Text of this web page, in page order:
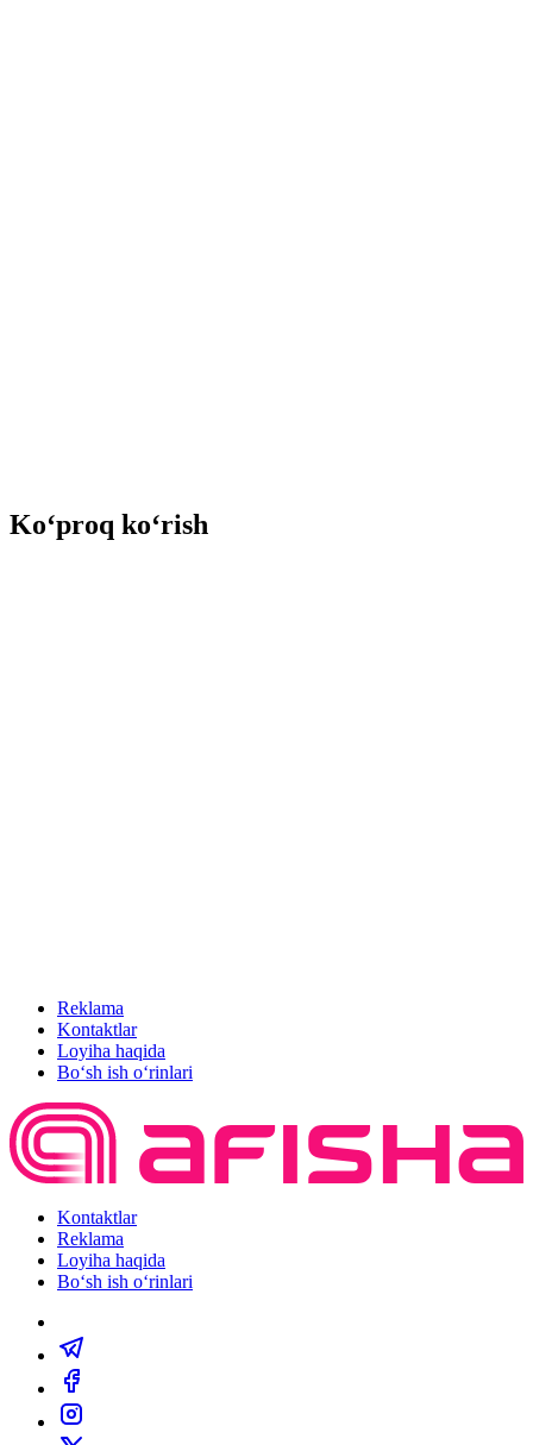
Ko‘proq ko‘rish
Reklama
Kontaktlar
Loyiha haqida
Bo‘sh ish o‘rinlari
Kontaktlar
Reklama
Loyiha haqida
Bo‘sh ish o‘rinlari